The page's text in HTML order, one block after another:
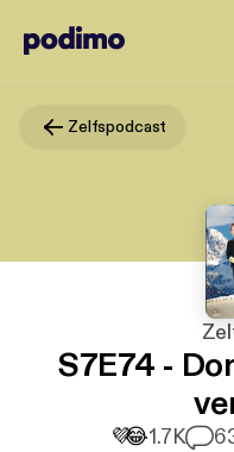
Zelfspodcast
S7E74 -
💜😂1.7K